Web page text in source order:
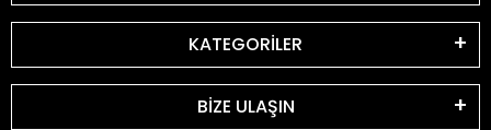
KATEGORİLER
BİZE ULAŞIN